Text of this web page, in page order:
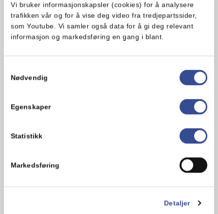
Vi bruker informasjonskapsler (cookies) for å analysere
trafikken vår og for å vise deg video fra tredjepartssider,
som Youtube. Vi samler også data for å gi deg relevant
informasjon og markedsføring en gang i blant.
Nødvendig
Egenskaper
Statistikk
Markedsføring
Detaljer
Lefser er norsk tradisjonsmat på sitt
beste, og før i tiden hadde gjerne hver
bestemor sin egen oppskrift. Har du…